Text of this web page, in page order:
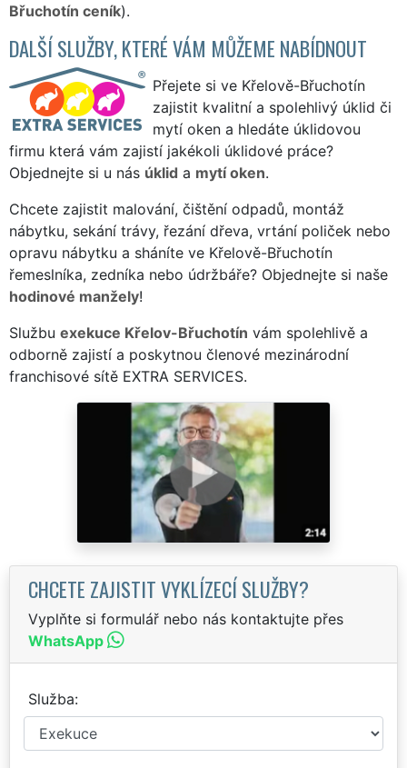
Břuchotín ceník).
DALŠÍ SLUŽBY, KTERÉ VÁM MŮŽEME NABÍDNOUT
Přejete si ve Křelově-Břuchotín
zajistit kvalitní a spolehlivý úklid či
mytí oken a hledáte úklidovou
firmu která vám zajistí jakékoli úklidové práce?
Objednejte si u nás úklid a mytí oken.
Chcete zajistit malování, čištění odpadů, montáž
nábytku, sekání trávy, řezání dřeva, vrtání poliček nebo
opravu nábytku a sháníte ve Křelově-Břuchotín
řemeslníka, zedníka nebo údržbáře? Objednejte si naše
hodinové manžely!
Službu exekuce Křelov-Břuchotín vám spolehlivě a
odborně zajistí a poskytnou členové mezinárodní
franchisové sítě EXTRA SERVICES.
CHCETE ZAJISTIT VYKLÍZECÍ SLUŽBY?
Vyplňte si formulář nebo nás kontaktujte přes
WhatsApp
Služba